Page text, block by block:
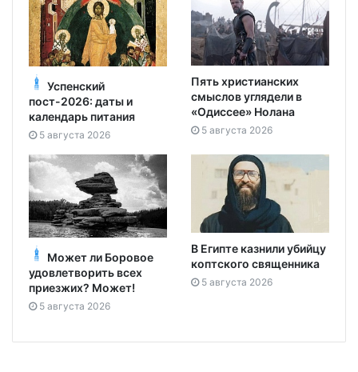
Успенский
пост-2026: даты и
календарь питания
5 августа 2026
Пять христианских
смыслов углядели в
«Одиссее» Нолана
5 августа 2026
Может ли Боровое
удовлетворить всех
приезжих? Может!
5 августа 2026
В Египте казнили убийцу
коптского священника
5 августа 2026